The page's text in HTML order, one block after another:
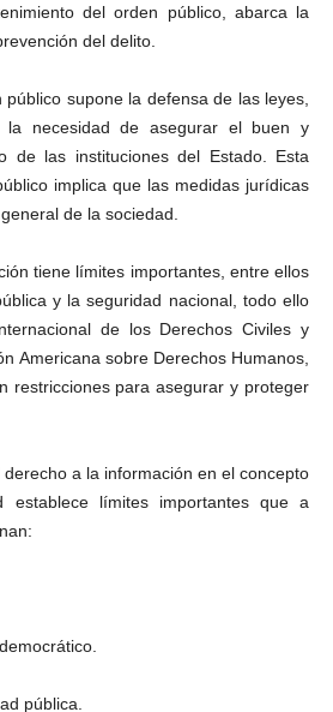
del orden público, abarca la
del delito.
supone la defensa de las leyes,
necesidad de asegurar el buen y
de las instituciones del Estado. Esta
implica que las medidas jurídicas
de la sociedad.
tiene límites importantes, entre ellos
y la seguridad nacional, todo ello
de los Derechos Civiles y
Americana sobre Derechos Humanos,
restricciones para asegurar y proteger
a la información en el concepto
establece límites importantes que a
pública.